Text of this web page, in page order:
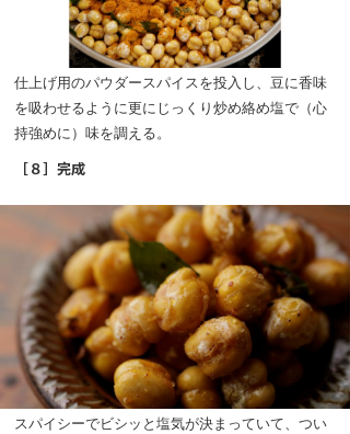
仕上げ用のパウダースパイスを投入し、豆に香味
を吸わせるように更にじっくり炒め絡め塩で（心
持強めに）味を調える。
［８］完成
スパイシーでビシッと塩気が決まっていて、つい